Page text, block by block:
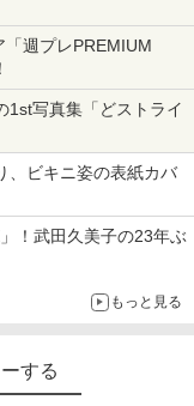
「週プレPREMIUM
1st写真集「どストライ
、ビキニ姿の表紙カバ
決定
！武田久美子の23年ぶ
もっと見る
する